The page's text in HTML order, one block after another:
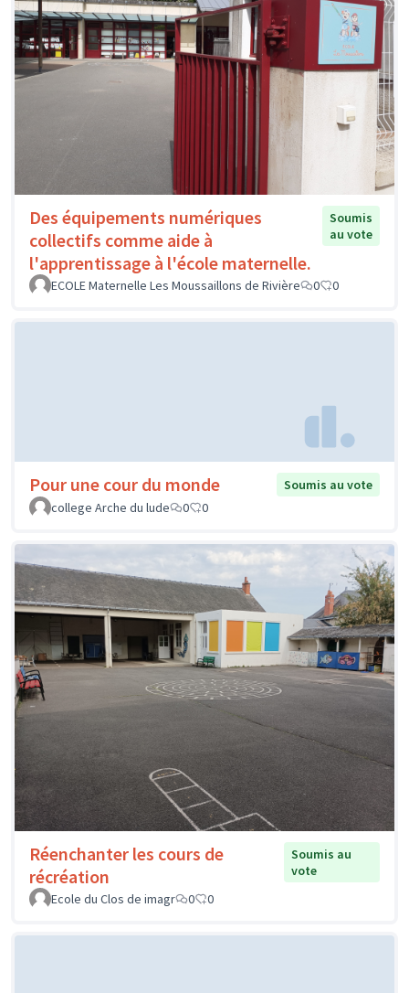
Des équipements numériques
collectifs comme aide à
l'apprentissage à l'école maternelle.
Soumis
au vote
ECOLE Maternelle Les Moussaillons de Rivière 0 0
Pour une cour du monde
Soumis au vote
college Arche du lude
0 0
Réenchanter les cours de
récréation
Soumis au
vote
Ecole du Clos de imagr
0 0